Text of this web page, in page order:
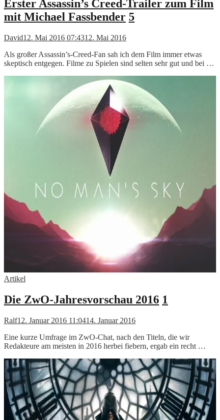
Erster Assassin’s Creed-Trailer zum Film
mit Michael Fassbender 5
David12. Mai 2016 07:4312. Mai 2016
Als großer Assassin’s-Creed-Fan sah ich dem Film immer etwas
skeptisch entgegen. Filme zu Spielen sind selten sehr gut und bei …
Artikel
Die ZwO-Jahresvorschau 2016 1
Ralf12. Januar 2016 11:0414. Januar 2016
Eine kurze Umfrage im ZwO-Chat, nach den Titeln, die wir
Redakteure am meisten in 2016 herbei fiebern, ergab ein recht …